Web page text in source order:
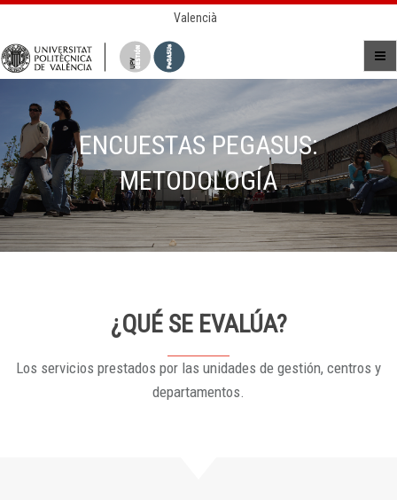
Valencià
ENCUESTAS PEGASUS:
METODOLOGÍA
¿QUÉ SE EVALÚA?
Los servicios prestados por las unidades de gestión, centros y
departamentos.